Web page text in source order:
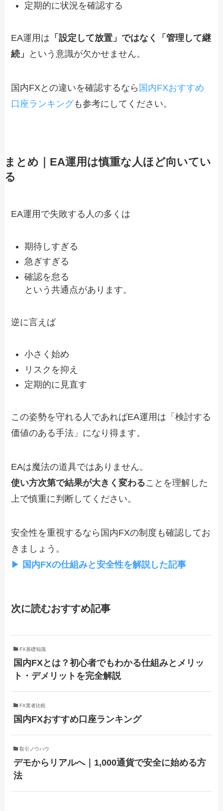
定期的に状況を確認する
EA運用は 「設定して放置」ではなく「管理して継
続」
という意識が欠かせません。
国内FXとの違いを確認するなら 国内FXおすすめ
口座ランキングも参考にしてください。
まとめ｜EA運用は慎重な人ほど向いてい
る
EA運用で失敗する人の多くは
期待しすぎる
急ぎすぎる
確認を怠る
という共通点があります。
逆に言えば
小さく始め
リスクを抑え
定期的に見直す
この姿勢を守れる人であればEA運用は「検討する
価値のある手法」になり得ます。
EAは魔法の道具ではありません。
使い方次第で結果が大きく変わることを理解した
上で慎重に判断してください。
安全性を重視するなら国内FXの制度も確認してお
きましょう。
▶ 国内FXの仕組みと安全性を解説した記事
次に読むおすすめ記事
FX基礎知識
国内FXとは？初心者でもわかる仕組みとメリッ
ト・デメリットを完全解説
FX業者比較
国内FXおすすめ口座ランキング
取引ノウハウ
デモからリアルへ｜1,000通貨で安全に始める方
法